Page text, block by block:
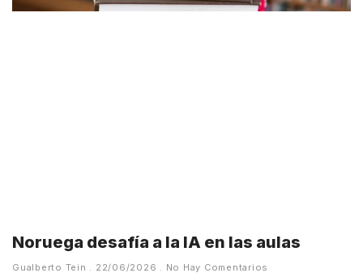
Noruega desafía a la IA en las aulas
Gualberto Tein 22/06/2026 No Hay Comentarios